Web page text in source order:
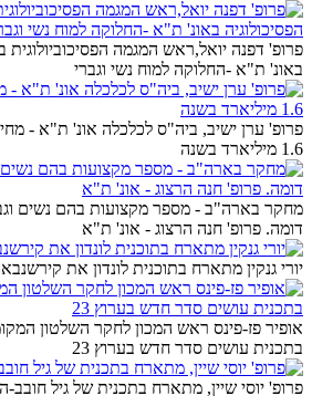
פרופ' דפנה יואל,ראש המגמה הפסיכוביולוגית
באונ' ת"א -החלוקה למוח נשי וגברי
פרופ' ערן ישיב, ביה"ס לכלכלה אונ' ת"א -
1.6 מיליארד בשנה
מחקר בארה"ב - מספר מקצועות בהם נשים
דומה. פרופ' חנה הרצוג - אונ' ת"א
יורי גנקין מתארח בתוכנית לונדון את
אופיר פז-פינס ראש המכון לחקר השלטון
בתכנית עושים סדר חדש בערוץ 23
פרופ' יוסי שיין, מתארח בתכנית של גיל חובב-